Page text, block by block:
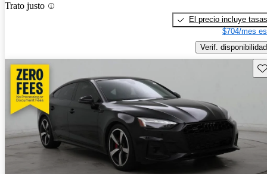
Trato justo
El precio incluye tasas
$704/mes
Verif. disponibilidad